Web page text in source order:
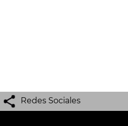
Redes Sociales